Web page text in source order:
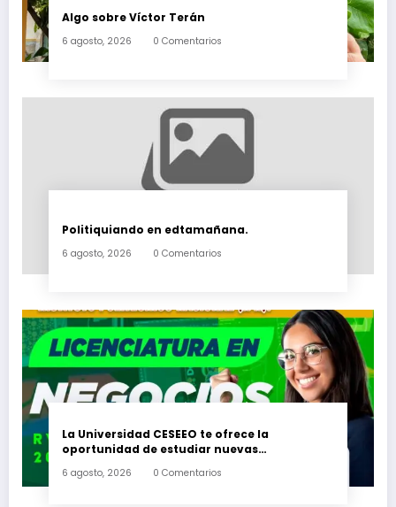
Algo sobre Víctor Terán
6 agosto, 2026 0 Comentarios
Politiquiando en edtamañana.
6 agosto, 2026 0 Comentarios
La Universidad CESEEO te ofrece la
oportunidad de estudiar nuevas
Escondido, Ixtepec y en la Matriz Juchitán.
6 agosto, 2026 0 Comentarios